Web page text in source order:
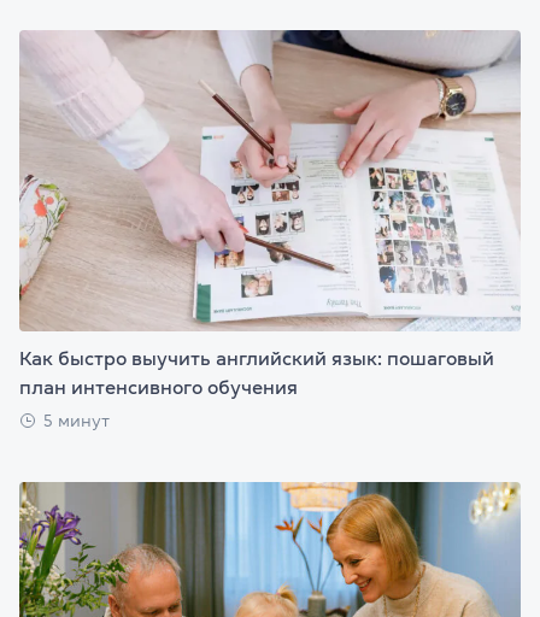
Как быстро выучить английский язык: пошаговый
план интенсивного обучения
5 минут